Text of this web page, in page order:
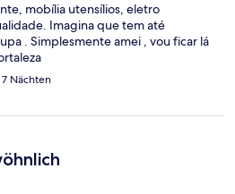
mobília utensílios, eletro
Imagina que tem até
. Simplesmente amei , vou ficar lá
Nächten